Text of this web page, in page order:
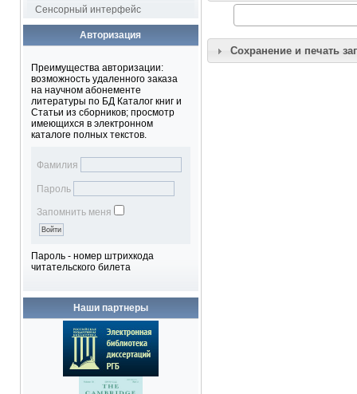
Сенсорный интерфейс
Авторизация
Преимущества авторизации:
возможность удаленного заказа
на научном абонементе
литературы по БД Каталог книг и
Статьи из сборников; просмотр
имеющихся в электронном
каталоге полных текстов.
Фамилия
Пароль
Запомнить меня
Пароль - номер штрихкода
читательского билета
Наши партнеры
Сохранение и печать